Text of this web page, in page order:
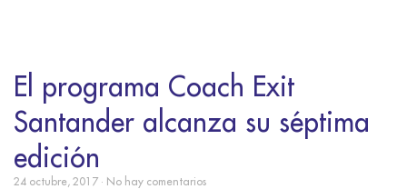
El programa Coach Exit
Santander alcanza su séptima
edición
24 octubre, 2017 No hay comentarios